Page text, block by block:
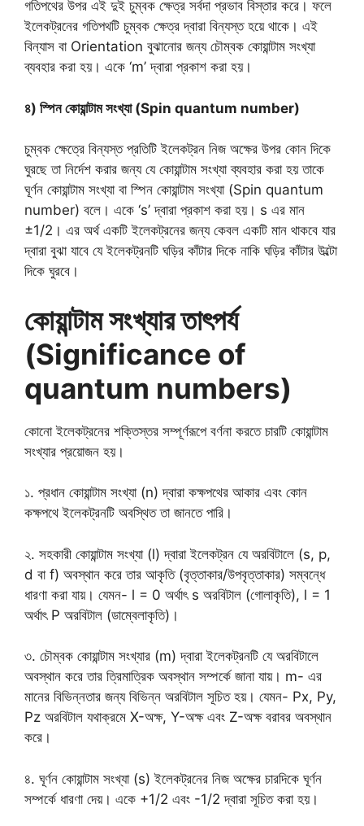
গতিপথের উপর এই দুই চুম্বক ক্ষেত্র সর্বদা প্রভাব বিস্তার করে। ফলে
ইলেকট্রনের গতিপথটি চুম্বক ক্ষেত্র দ্বারা বিন্যস্ত হয়ে থাকে। এই
বিন্যাস বা Orientation বুঝানোর জন্য চৌম্বক কোয়ান্টাম সংখ্যা
ব্যবহার করা হয়। একে ‘m’ দ্বারা প্রকাশ করা হয়।
৪) স্পিন কোয়ান্টাম সংখ্যা (Spin quantum number)
চুম্বক ক্ষেত্রে বিন্যস্ত প্রতিটি ইলেকট্রন নিজ অক্ষের উপর কোন দিকে
ঘুরছে তা নির্দেশ করার জন্য যে কোয়ান্টাম সংখ্যা ব্যবহার করা হয় তাকে
ঘূর্ণন কোয়ান্টাম সংখ্যা বা স্পিন কোয়ান্টাম সংখ্যা (Spin quantum
number) বলে। একে ‘s’ দ্বারা প্রকাশ করা হয়। s এর মান
±1/2। এর অর্থ একটি ইলেকট্রনের জন্য কেবল একটি মান থাকবে যার
দ্বারা বুঝা যাবে যে ইলেকট্রনটি ঘড়ির কাঁটার দিকে নাকি ঘড়ির কাঁটার উল্টো
দিকে ঘুরবে।
কোয়ান্টাম সংখ্যার তাৎপর্য
(Significance of
quantum numbers)
কোনো ইলেকট্রনের শক্তিস্তর সম্পূর্ণরূপে বর্ণনা করতে চারটি কোয়ান্টাম
সংখ্যার প্রয়োজন হয়।
১. প্রধান কোয়ান্টাম সংখ্যা (n) দ্বারা কক্ষপথের আকার এবং কোন
কক্ষপথে ইলেকট্রনটি অবস্থিত তা জানতে পারি।
২. সহকারী কোয়ান্টাম সংখ্যা (l) দ্বারা ইলেকট্রন যে অরবিটালে (s, p,
d বা f) অবস্থান করে তার আকৃতি (বৃত্তাকার/উপবৃত্তাকার) সম্বন্ধে
ধারণা করা যায়। যেমন- l = 0 অর্থাৎ s অরবিটাল (গোলাকৃতি), l = 1
অর্থাৎ P অরবিটাল (ডাম্বেলাকৃতি)।
৩. চৌম্বক কোয়ান্টাম সংখ্যার (m) দ্বারা ইলেকট্রনটি যে অরবিটালে
অবস্থান করে তার ত্রিমাত্রিক অবস্থান সম্পর্কে জানা যায়। m- এর
মানের বিভিন্নতার জন্য বিভিন্ন অরবিটাল সূচিত হয়। যেমন- Px, Py,
Pz অরবিটাল যথাক্রমে X-অক্ষ, Y-অক্ষ এবং Z-অক্ষ বরাবর অবস্থান
করে।
৪. ঘূর্ণন কোয়ান্টাম সংখ্যা (s) ইলেকট্রনের নিজ অক্ষের চারদিকে ঘূর্ণন
সম্পর্কে ধারণা দেয়। একে +1/2 এবং -1/2 দ্বারা সূচিত করা হয়।